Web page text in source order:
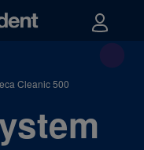
Cleanic 500